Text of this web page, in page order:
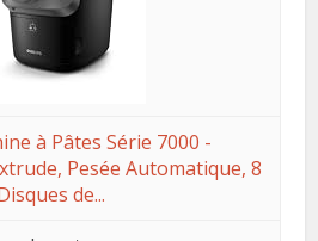
à Pâtes Série 7000 -
Pesée Automatique, 8
de...